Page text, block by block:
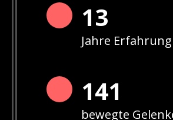
13
Jahre Erfahrung
142
bewegte